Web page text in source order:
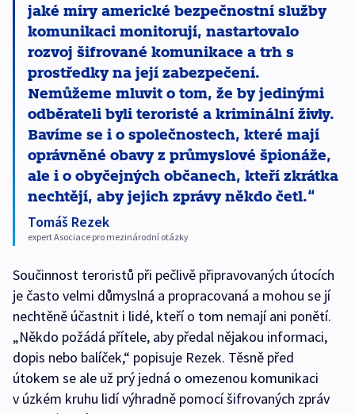
jaké míry americké bezpečnostní služby
komunikaci monitorují, nastartovalo
rozvoj šifrované komunikace a trh s
prostředky na její zabezpečení.
Nemůžeme mluvit o tom, že by jedinými
odběrateli byli teroristé a kriminální živly.
Bavíme se i o společnostech, které mají
oprávněné obavy z průmyslové špionáže,
ale i o obyčejných občanech, kteří zkrátka
nechtějí, aby jejich zprávy někdo četl.
Tomáš Rezek
expert Asociace pro mezinárodní otázky
Součinnost teroristů při pečlivě připravovaných útocích
je často velmi důmyslná a propracovaná a mohou se jí
nechtěně účastnit i lidé, kteří o tom nemají ani ponětí.
„Někdo požádá přítele, aby předal nějakou informaci,
dopis nebo balíček,“ popisuje Rezek. Těsně před
útokem se ale už prý jedná o omezenou komunikaci
v úzkém kruhu lidí výhradně pomocí šifrovaných zpráv